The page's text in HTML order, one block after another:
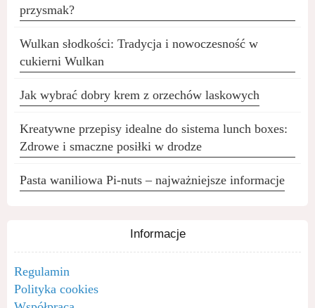
przysmak?
Wulkan słodkości: Tradycja i nowoczesność w
cukierni Wulkan
Jak wybrać dobry krem z orzechów laskowych
Kreatywne przepisy idealne do sistema lunch boxes:
Zdrowe i smaczne posiłki w drodze
Pasta waniliowa Pi-nuts – najważniejsze informacje
Informacje
Regulamin
Polityka cookies